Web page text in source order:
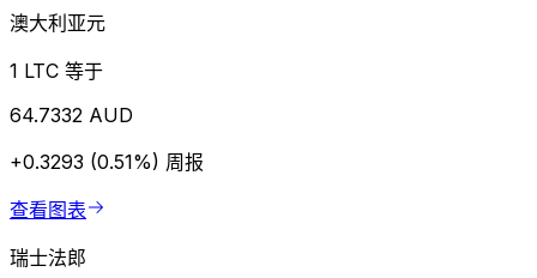
澳大利亚元
1 LTC 等于
64.7332 AUD
+0.3293 (0.51%) 周报
查看图表
瑞士法郎